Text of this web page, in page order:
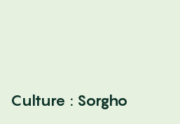
Culture : Sorgho